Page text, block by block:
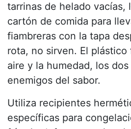
tarrinas de helado vacías,
cartón de comida para
fiambreras con la tapa
rota, no sirven. El plástico
aire y la humedad, los
enemigos del sabor.
Utiliza recipientes
específicas para